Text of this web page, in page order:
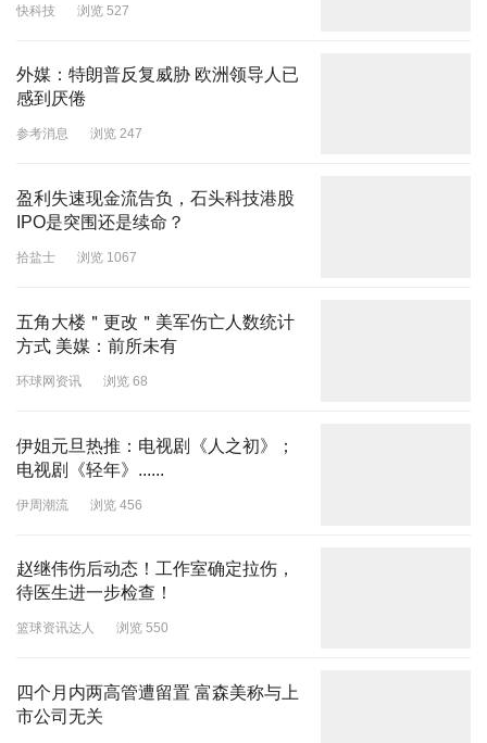
快科技 浏览 527
外媒：特朗普反复威胁 欧洲领导人已
感到厌倦
参考消息 浏览 247
盈利失速现金流告负，石头科技港股
IPO是突围还是续命？
拾盐士 浏览 1067
五角大楼＂更改＂美军伤亡人数统计
方式 美媒：前所未有
环球网资讯 浏览 68
伊姐元旦热推：电视剧《人之初》；
电视剧《轻年》......
伊周潮流 浏览 456
赵继伟伤后动态！工作室确定拉伤，
待医生进一步检查！
篮球资讯达人 浏览 550
四个月内两高管遭留置 富森美称与上
市公司无关